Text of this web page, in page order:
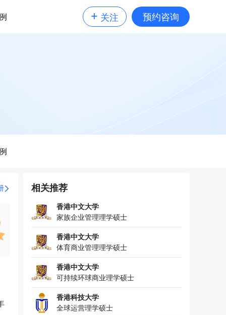
+ 关注 预约咨询
相关推荐
香港中文大学
家族企业管理理学硕士
香港中文大学
体育商业管理理学硕士
香港中文大学
可持续环球商业理学硕士
香港科技大学
全球运营理学硕士